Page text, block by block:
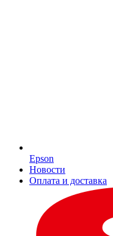
Epson
Новости
Оплата и доставка